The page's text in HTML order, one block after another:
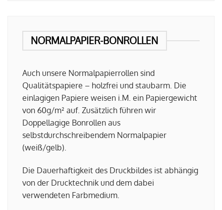
NORMALPAPIER-BONROLLEN
Auch unsere Normalpapierrollen sind
Qualitätspapiere – holzfrei und staubarm. Die
einlagigen Papiere weisen i.M. ein Papiergewicht
von 60g/m² auf. Zusätzlich führen wir
Doppellagige Bonrollen aus
selbstdurchschreibendem Normalpapier
(weiß/gelb).
Die Dauerhaftigkeit des Druckbildes ist abhängig
von der Drucktechnik und dem dabei
verwendeten Farbmedium.